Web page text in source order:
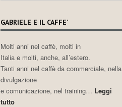
GABRIELE E IL CAFFE’
Molti anni nel caffè, molti in
Italia e molti, anche, all’estero.
Tanti anni nel caffè da commerciale, nella
divulgazione
e comunicazione, nel training… Leggi
tutto